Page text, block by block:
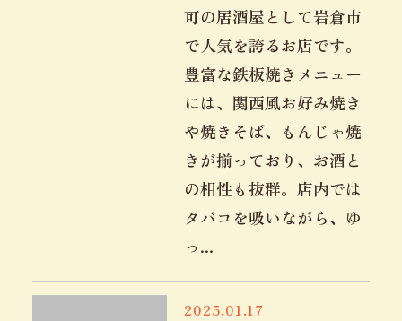
可の居酒屋として岩倉市
で人気を誇るお店です。
豊富な鉄板焼きメニュー
には、関西風お好み焼き
や焼きそば、もんじゃ焼
きが揃っており、お酒と
の相性も抜群。店内では
タバコを吸いながら、ゆ
っ...
2025.01.17